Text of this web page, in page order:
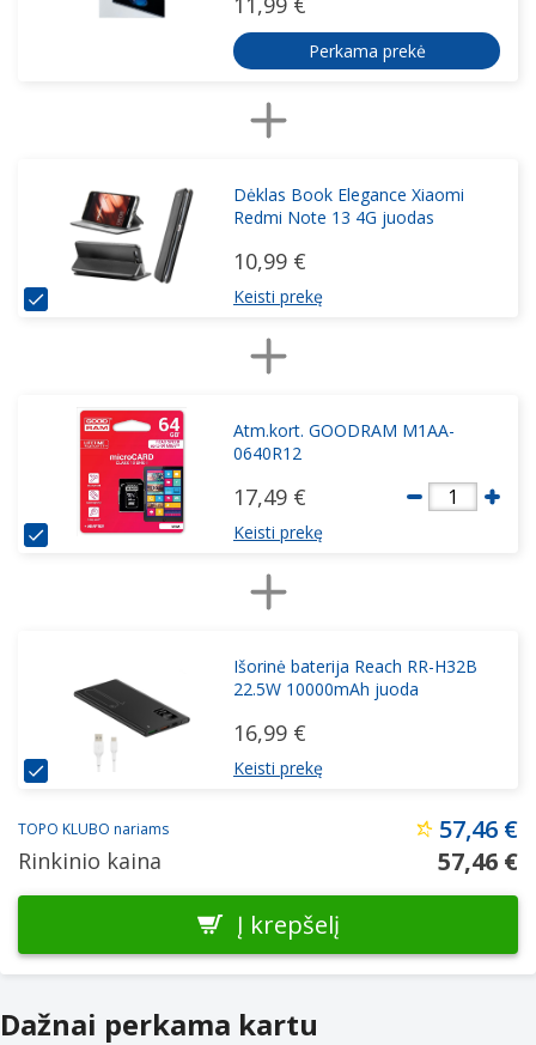
Perkama prekė
Dėklas Book Elegance Xiaomi
Redmi Note 13 4G juodas
10,99 €
Keisti prekę
Atm.kort. GOODRAM M1AA-
0640R12
17,49 € 1
Keisti prekę
Išorinė baterija Reach RR-H32B
22.5W 10000mAh juoda
16,99 €
Keisti prekę
TOPO KLUBO nariams 57,46 €
Rinkinio kaina
57,46 €
Į krepšelį
Dažnai perkama kartu